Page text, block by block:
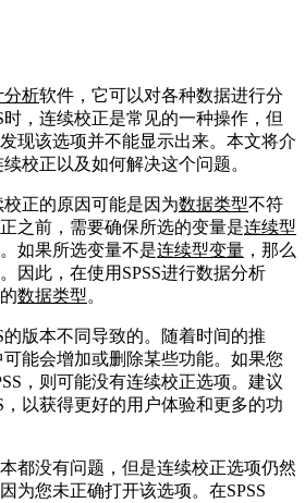
分析软件，它可以对各种数据进行分
时，连续校正是常见的一种操作，但
现该选项并不能显示出来。本文将介
校正以及如何解决这个问题。
校正的原因可能是因为数据类型不符
之前，需要确保所选的变量是连续型
如果所选变量不是连续型变量 ，那么
因此，在使用SPSS进行数据分析
数据类型。
的版本不同导致的。随着时间的推
可能会增加或删除某些功能。如果您
，则可能没有连续校正选项。建议
，以获得更好的用户体验和更多的功
都没有问题，但是连续校正选项仍然
为您未正确打开该选项。在SPSS